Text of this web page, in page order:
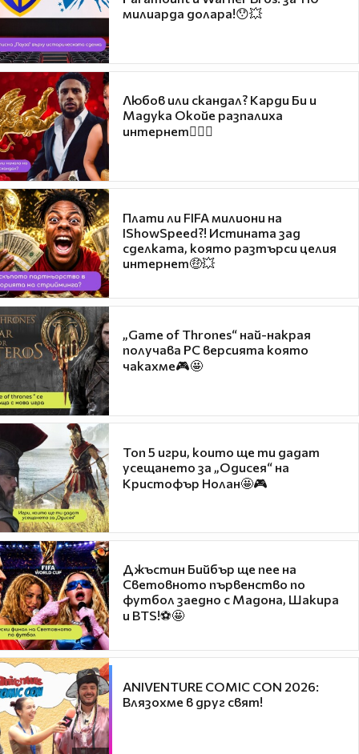
милиарда долара!😯💥
Любов или скандал? Карди Би и
Мадука Окойе разпалиха
интернет❤️‍🔥🔥
Плати ли FIFA милиони на
IShowSpeed?! Истината зад
сделката, която разтърси целия
интернет🤑💥
„Game of Thrones“ най-накрая
получава PC версията която
чакахме🎮🤩
Топ 5 игри, които ще ти дадат
усещането за „Одисея“ на
Кристофър Нолан🤩🎮
Джъстин Бийбър ще пее на
Световното първенство по
футбол заедно с Мадона, Шакира
и BTS!⚽🤩
ANIVENTURE COMIC CON 2026:
Влязохме в друг свят!